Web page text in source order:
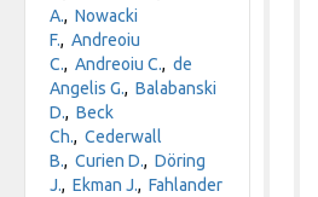
A.,Nowacki
F.,Andreoiu
C.,Andreoiu C.,de
Angelis G.,Balabanski
D.,Beck
Ch.,Cederwall
B.,Curien D.,Döring
J.,Ekman J.,Fahlander